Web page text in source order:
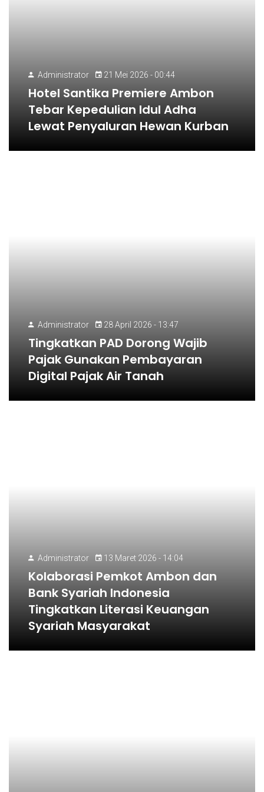
Administrator 21 Mei 2026 - 00:44
Hotel Santika Premiere Ambon
Tebar Kepedulian Idul Adha
Lewat Penyaluran Hewan Kurban
Administrator 28 April 2026 - 13:47
Tingkatkan PAD Dorong Wajib
Pajak Gunakan Pembayaran
Digital Pajak Air Tanah
Administrator 13 Maret 2026 - 14:04
Kolaborasi Pemkot Ambon dan
Bank Syariah Indonesia
Tingkatkan Literasi Keuangan
Syariah Masyarakat